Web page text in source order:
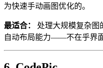
为快速手动画图优化的。
最适合：
处理大规模复杂图
自动布局能力——不在乎界